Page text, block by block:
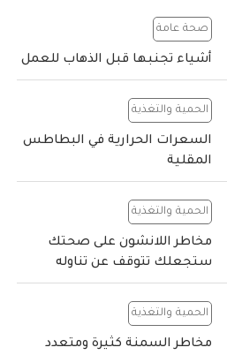
صحة عامة
أشياء تجنبها قبل الذهاب للعمل
الحمية والتغذية
السعرات الحرارية في البطاطس
المقلية
الحمية والتغذية
مخاطر اللانشون على صحتك
ستجعلك تتوقف عن تناوله
الحمية والتغذية
مخاطر السمنة كثيرة ومتعدد